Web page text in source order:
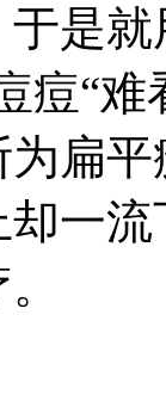
是
痘“
扁
一